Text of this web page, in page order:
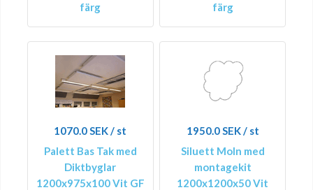
färg
färg
1070.0 SEK / st
Palett Bas Tak med
Diktbyglar
1200x975x100 Vit GF
1950.0 SEK / st
Siluett Moln med
montagekit
1200x1200x50 Vit